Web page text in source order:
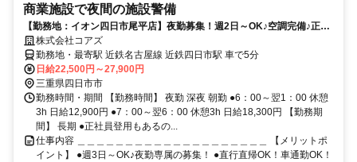
商業施設で夜間の施設警備
【勤務地：イオン四日市尾平店】夜勤募集！週2日～OK♪空調完備♪正社
員登用あり♪車通勤/直行直帰OK♪
株式会社コアズ
勤務地・最寄駅 近鉄名古屋線 近鉄四日市駅 車で5分
日給22,500円～27,900円
三重県四日市市
勤務時間・期間 【勤務時間】 夜勤 深夜 朝勤 ●6：00～翌1：00 休憩
3h 日給12,900円 ●7：00～翌6：00 休憩3h 日給18,300円 【勤務期
間】 長期 ●正社員登用もあるの...
仕事内容 ＿＿＿＿＿＿＿＿＿＿＿＿＿＿＿＿＿＿＿＿ 【メリットポ
イント】 ●週3日～OK♪夜勤専属の募集！ ●直行直帰OK！車通勤OK！